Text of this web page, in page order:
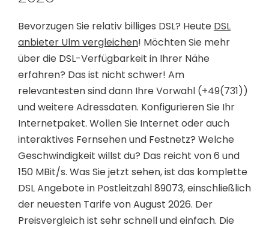
Bevorzugen Sie relativ billiges DSL? Heute DSL
anbieter Ulm vergleichen! Möchten Sie mehr
über die DSL-Verfügbarkeit in Ihrer Nähe
erfahren? Das ist nicht schwer! Am
relevantesten sind dann Ihre Vorwahl (+49(731))
und weitere Adressdaten. Konfigurieren Sie Ihr
Internetpaket. Wollen Sie Internet oder auch
interaktives Fernsehen und Festnetz? Welche
Geschwindigkeit willst du? Das reicht von 6 und
150 MBit/s. Was Sie jetzt sehen, ist das komplette
DSL Angebote in Postleitzahl 89073, einschließlich
der neuesten Tarife von August 2026. Der
Preisvergleich ist sehr schnell und einfach. Die